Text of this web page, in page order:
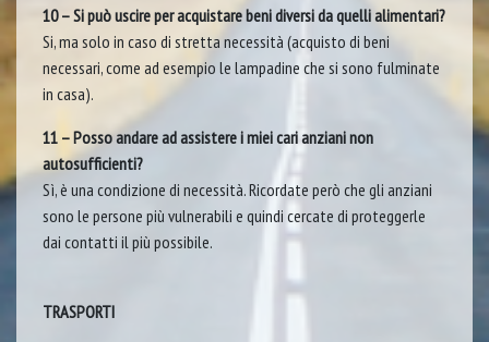
10 – Si può uscire per acquistare beni diversi da quelli alimentari?
Si, ma solo in caso di stretta necessità (acquisto di beni
necessari, come ad esempio le lampadine che si sono fulminate
in casa).
11 – Posso andare ad assistere i miei cari anziani non
autosufficienti?
Sì, è una condizione di necessità. Ricordate però che gli anziani
sono le persone più vulnerabili e quindi cercate di proteggerle
dai contatti il più possibile.
TRASPORTI